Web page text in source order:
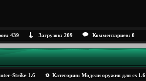
439 Загрузок: 209 Комментариев: 0
Strike 1.6 Категория: Модели оружия для cs 1.6